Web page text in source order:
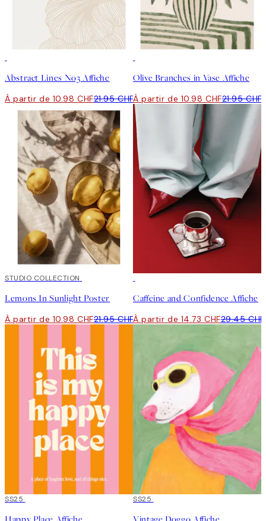
Abstract Lines No3 Affiche
À partir de 10.98 CHF21.95 CHF
Olive Branches in Vase Affiche
À partir de 10.98 CHF21.95 CHF
50%*
STUDIO COLLECTION
Lemons In Sunlight Poster
À partir de 10.98 CHF21.95 CHF
Caffeine and Confidence Affiche
À partir de 14.73 CHF29.45 CHF
50%*
SS25 50%*
SS25